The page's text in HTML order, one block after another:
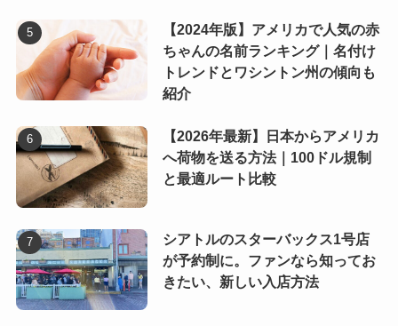
【2024年版】アメリカで人気の赤
ちゃんの名前ランキング｜名付け
トレンドとワシントン州の傾向も
紹介
【2026年最新】日本からアメリカ
へ荷物を送る方法｜100ドル規制
と最適ルート比較
シアトルのスターバックス1号店
が予約制に。ファンなら知ってお
きたい、新しい入店方法